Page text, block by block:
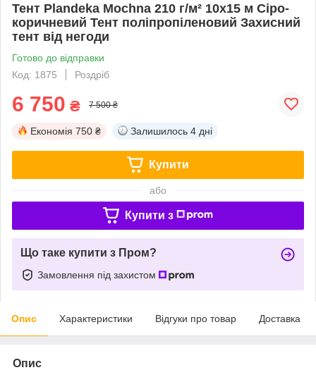
Тент Plandeka Mochna 210 г/м² 10х15 м Сіро-
коричневий Тент поліпропіленовий Захисний
тент від негоди
Готово до відправки
Код: 1875
Роздріб
6 750 ₴ 7 500 ₴
Економія 750 ₴ Залишилось 4 дні
Купити
або
Купити з
Що таке купити з Пром?
Замовлення під захистом
Опис Характеристики Відгуки про товар Доставка
Опис